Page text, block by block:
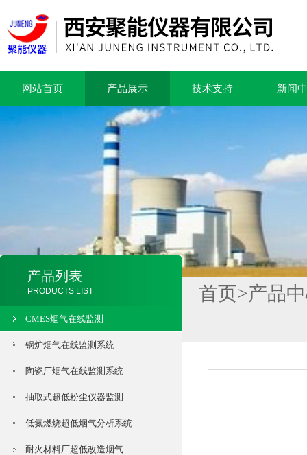
网站首页 产品展示 技术支持 新闻
产品列表
PRODUCTS LIST
CMES烟气在线监测
锅炉烟气在线监测系统
陶瓷厂烟气在线监测系统
抽取式超低粉尘仪器监测
低氮燃烧超低烟气分析系统
耐火材料厂超低改造烟气
首页>产品